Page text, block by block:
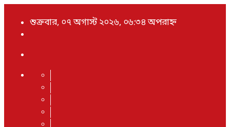
শুক্রবার, ০৭ অগাস্ট ২০২৬, ০৬:৩৪ অপরাহ্ন